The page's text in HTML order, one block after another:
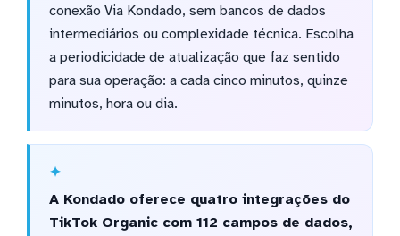
conexão Via Kondado, sem bancos de dados
intermediários ou complexidade técnica. Escolha
a periodicidade de atualização que faz sentido
para sua operação: a cada cinco minutos, quinze
minutos, hora ou dia.
A Kondado oferece quatro integrações do
TikTok Organic com 112 campos de dados,